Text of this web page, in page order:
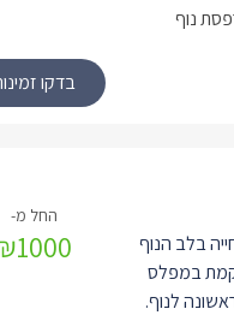
בלב הנוף
במפלס
לנוף.
חדר שינה
(עם ספה
נוף